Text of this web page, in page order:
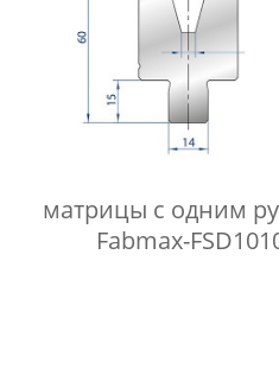
матрицы с одним
Fabmax-